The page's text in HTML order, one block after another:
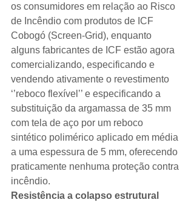
os consumidores em relação ao Risco
de Incêndio com produtos de ICF
Cobogó (Screen-Grid), enquanto
alguns fabricantes de ICF estão agora
comercializando, especificando e
vendendo ativamente o revestimento
‘’reboco flexível’’ e especificando a
substituição da argamassa de 35 mm
com tela de aço por um reboco
sintético polimérico aplicado em média
a uma espessura de 5 mm, oferecendo
praticamente nenhuma proteção contra
incêndio.
Resistência a colapso estrutural